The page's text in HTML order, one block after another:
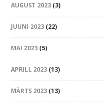
AUGUST 2023 (3)
JUUNI 2023 (22)
MAI 2023 (5)
APRILL 2023 (13)
MÄRTS 2023 (13)